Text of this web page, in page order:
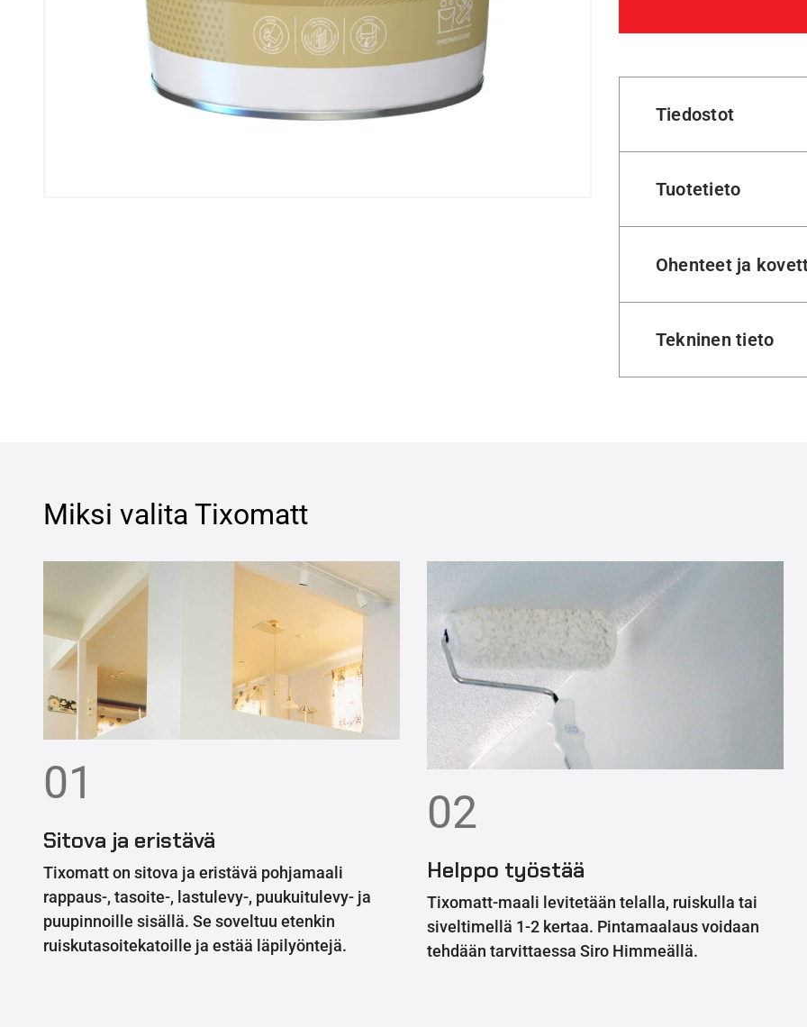
Tiedostot
Tuotetieto
Ohenteet ja
Tekninen tieto
Miksi valita Tixomatt
01
Sitova ja eristävä
Tixomatt on sitova ja eristävä pohjamaali
rappaus-, tasoite-, lastulevy-, puukuitulevy- ja
puupinnoille sisällä. Se soveltuu etenkin
ruiskutasoitekatoille ja estää läpilyöntejä.
02
Helppo työstää
Tixomatt-maali levitetään telalla, ruiskulla tai
siveltimellä 1-2 kertaa. Pintamaalaus voidaan
tehdään tarvittaessa Siro Himmeällä.